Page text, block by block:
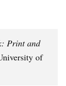
Print and
of